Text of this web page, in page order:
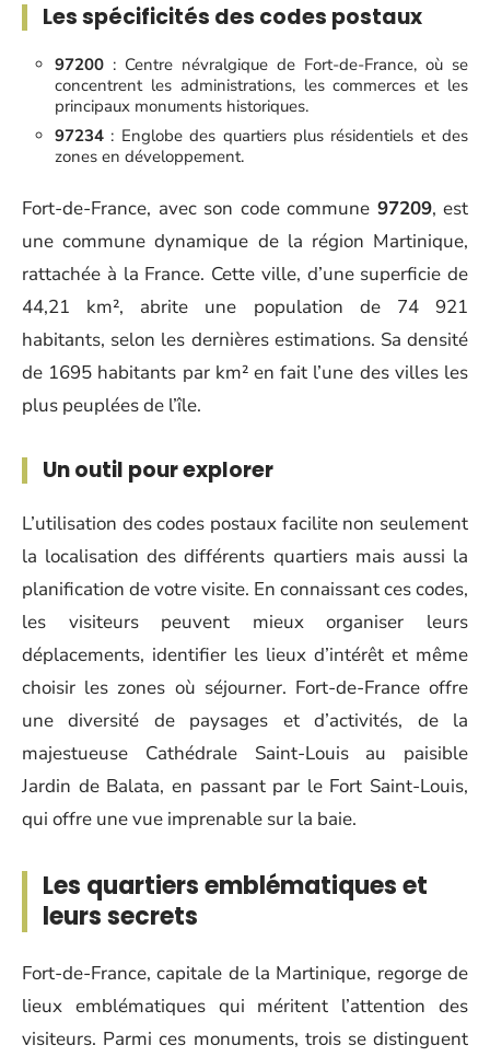
Les spécificités des codes postaux
97200 : Centre névralgique de Fort-de-France, où se
concentrent les administrations, les commerces et les
principaux monuments historiques.
97234 : Englobe des quartiers plus résidentiels et des
zones en développement.
Fort-de-France, avec son code commune 97209, est
une commune dynamique de la région Martinique,
rattachée à la France. Cette ville, d’une superficie de
44,21 km², abrite une population de 74 921
habitants, selon les dernières estimations. Sa densité
de 1695 habitants par km² en fait l’une des villes les
plus peuplées de l’île.
Un outil pour explorer
L’utilisation des codes postaux facilite non seulement
la localisation des différents quartiers mais aussi la
planification de votre visite. En connaissant ces codes,
les visiteurs peuvent mieux organiser leurs
déplacements, identifier les lieux d’intérêt et même
choisir les zones où séjourner. Fort-de-France offre
une diversité de paysages et d’activités, de la
majestueuse Cathédrale Saint-Louis au paisible
Jardin de Balata, en passant par le Fort Saint-Louis,
qui offre une vue imprenable sur la baie.
Les quartiers emblématiques et
leurs secrets
Fort-de-France, capitale de la Martinique, regorge de
lieux emblématiques qui méritent l’attention des
visiteurs. Parmi ces monuments, trois se distinguent